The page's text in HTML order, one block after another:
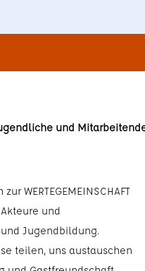
und
WERTEGEMEINSCHAFT
und
Jugendbildung.
teilen, uns austauschen